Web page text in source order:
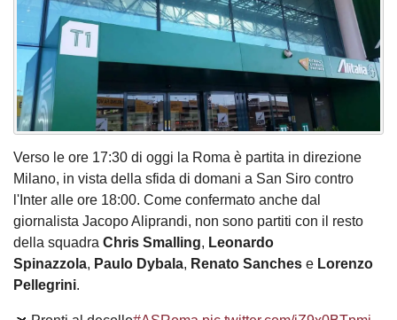
Verso le ore 17:30 di oggi la Roma è partita in direzione
Milano, in vista della sfida di domani a San Siro contro
l'Inter alle ore 18:00. Come confermato anche dal
giornalista Jacopo Aliprandi, non sono partiti con il resto
della squadra Chris Smalling, Leonardo
Spinazzola, Paulo Dybala, Renato Sanches e Lorenzo
Pellegrini.